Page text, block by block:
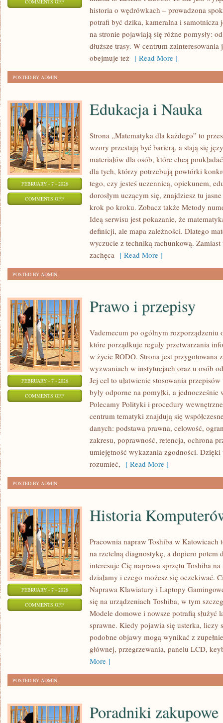
COMMENTS OFF
historia o wędrówkach – prowadzona
potrafi być dzika, kameralna i samotnicza
na stronie pojawiają się różne pomysły:
dłuższe trasy. W centrum
obejmuje też [ Read More ]
POSTED BY ADMIN
FEBRUARY - 7 - 2026
COMMENTS OFFON
Edukacja i Nauka
Strona „Matematyka dla każdego” to
wzory przestają być barierą, a stają się
materiałów dla osób, które chcą
dla tych, którzy potrzebują powtórki
tego, czy jesteś uczennicą, opiekunem,
dorosłym uczącym się, znajdziesz tu
krok po kroku. Zobacz także Metody
Ideą serwisu jest pokazanie, że
definicji, ale mapa zależności. Dlatego
wyczucie z techniką rachunkową. Zamiast
zachęca [ Read More ]
POSTED BY ADMIN
FEBRUARY - 7 - 2026
COMMENTS OFFON
Prawo i przepisy
Vademecum po ogólnym rozporządzeniu
które porządkuje reguły przetwarzania
w życie RODO. Strona jest przygotowana
wyzwaniach w instytucjach oraz u osób
Jej cel to ułatwienie stosowania
były odporne na pomyłki, a jednocześnie
Polecamy Polityki i procedury
centrum tematyki znajdują się
danych: podstawa prawna, celowość,
zakresu, poprawność, retencja, ochrona
umiejętność wykazania zgodności.
rozumieć, [ Read More ]
POSTED BY ADMIN
FEBRUARY - 7 - 2026
COMMENTS OFFON
KOMPUTERÓW
Historia
Pracownia napraw Toshiba w
na rzetelną diagnostykę, a dopiero potem
interesuje Cię naprawa sprzętu Toshiba
działamy i czego możesz się oczekiwać.
Naprawa Klawiatury i Laptopy
się na urządzeniach Toshiba, w tym
Modele domowe i nowsze potrafią służyć
sprawne. Kiedy pojawia się usterka, liczy
podobne objawy mogą wynikać z
głównej, przegrzewania, panelu LCD,
More ]
POSTED BY ADMIN
Poradniki zakupowe